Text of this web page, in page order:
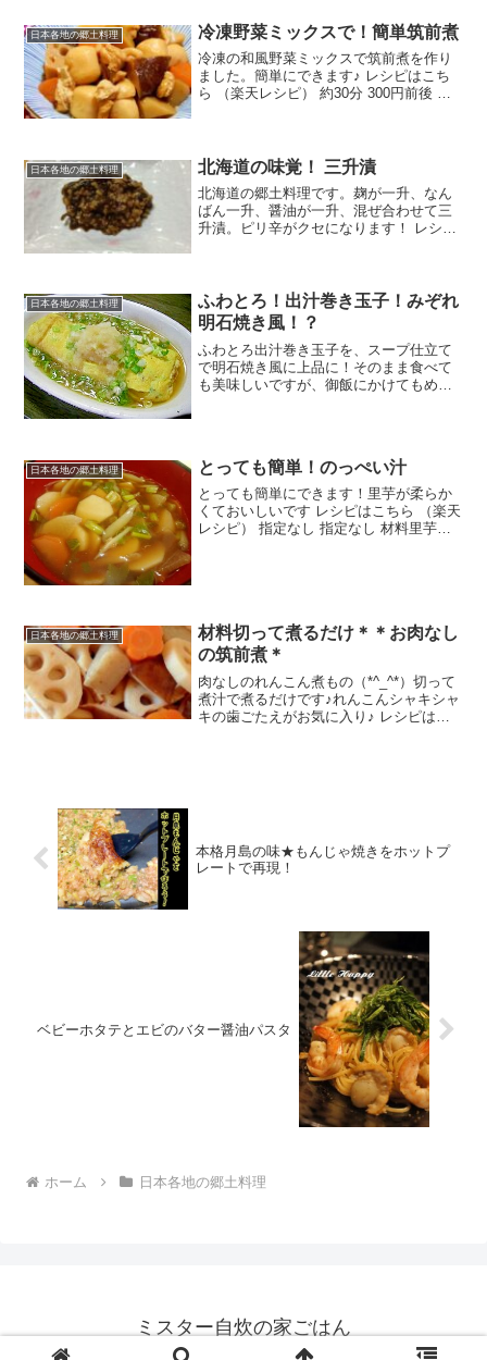
の戻し汁●和...
日本各地の郷土料理 冷凍野菜ミックスで！簡単筑前煮
冷凍の和風野菜ミックスで筑前煮を作り
ました。簡単にできます♪ レシピはこち
ら （楽天レシピ） 約30分 300円前後 材
日本各地の郷土料理 北海道の味覚！ 三升漬
北海道の郷土料理です。麹が一升、なん
ばん一升、醤油が一升、混ぜ合わせて三
升漬。ピリ辛がクセになります！ レシピ
日本各地の郷土料理
ふわとろ！出汁巻き玉子！みぞれ
明石焼き風！？
ふわとろ出汁巻き玉子を、スープ仕立て
で明石焼き風に上品に！そのまま食べて
も美味しいですが、御飯にかけてもめち
日本各地の郷土料理 とっても簡単！のっぺい汁
とっても簡単にできます！里芋が柔らか
くておいしいです レシピはこちら （楽天
レシピ） 指定なし 指定なし 材料里芋に
日本各地の郷土料理
材料切って煮るだけ＊＊お肉なし
の筑前煮＊
肉なしのれんこん煮もの（*^_^*）切って
煮汁で煮るだけです♪れんこんシャキシャ
キの歯ごたえがお気に入り♪ レシピはこ
本格月島の味★もんじゃ焼きをホットプ
レートで再現！
ベビーホタテとエビのバター醤油パスタ
ホーム 日本各地の郷土料理
ミスター自炊の家ごはん